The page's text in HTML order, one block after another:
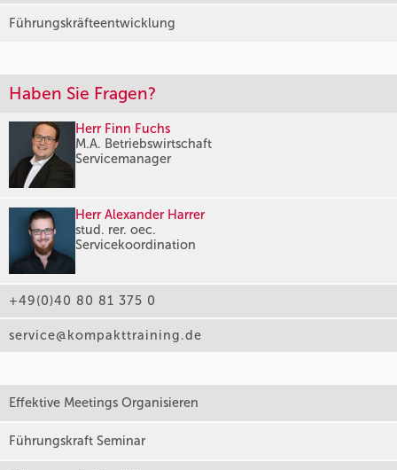
Führungskräfteentwicklung
Haben Sie Fragen?
Herr Finn Fuchs
M.A. Betriebswirtschaft
Servicemanager
Herr Alexander Harrer
stud. rer. oec.
Servicekoordination
+49(0)40 80 81 375 0
service@kompakttraining.de
Effektive Meetings Organisieren
Führungskraft Seminar